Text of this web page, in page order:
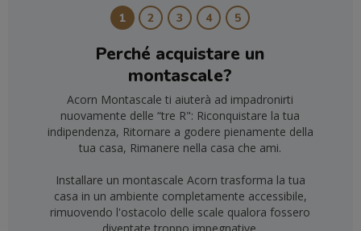
1 2 3 4 5
Perché acquistare un
montascale?
Acorn Montascale ti aiuterà ad impadronirti
nuovamente delle “tre R": Riconquistare la tua
indipendenza, Ritornare a godere pienamente della
tua casa, Rimanere nella casa che ami.
Installare un montascale Acorn trasforma la tua
casa in un ambiente completamente accessibile,
rimuovendo l'ostacolo delle scale qualora fossero